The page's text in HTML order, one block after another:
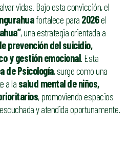
vidas. Bajo esta convicción, el
fortalece para 2026el
, una estrategia orientada a
prevención del suicidio,
y gestión emocional. Esta
de Psicología, surge como una
a la salud mental de niños,
, promoviendo espacios
y atendida oportunamente.